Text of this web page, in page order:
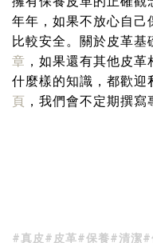
年年，如果不放心自己
比較安全。關於皮革
章 ，如果還有其他皮
什麼樣的知識，都歡迎
頁 ，我們會不定期撰寫
#真皮#皮革#保養#清潔